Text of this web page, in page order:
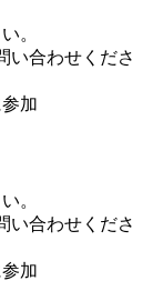
。
い合わせくださ
加
。
い合わせくださ
加